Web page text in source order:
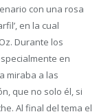
con una rosa
en la cual
Durante los
en
miraba a las
que no solo él, si
Al final del tema el